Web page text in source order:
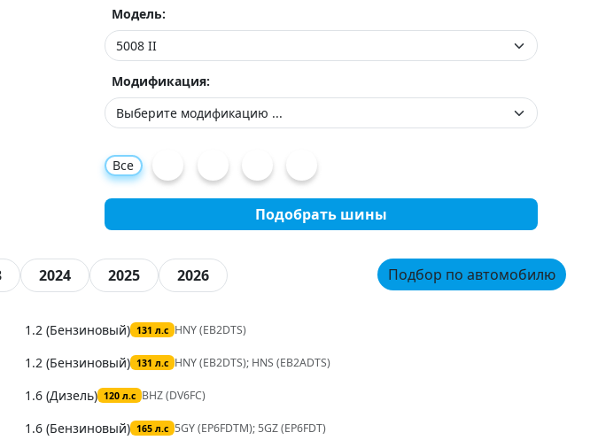
Модель:
Модификация:
Все
Подобрать шины
2024 2025 2026 Подбор по автомобилю
1.2 (Бензиновый) 131 л.с HNY (EB2DTS)
1.2 (Бензиновый) 131 л.с HNY (EB2DTS); HNS (EB2ADTS)
1.6 (Дизель) 120 л.с BHZ (DV6FC)
1.6 (Бензиновый) 165 л.с 5GY (EP6FDTM); 5GZ (EP6FDT)